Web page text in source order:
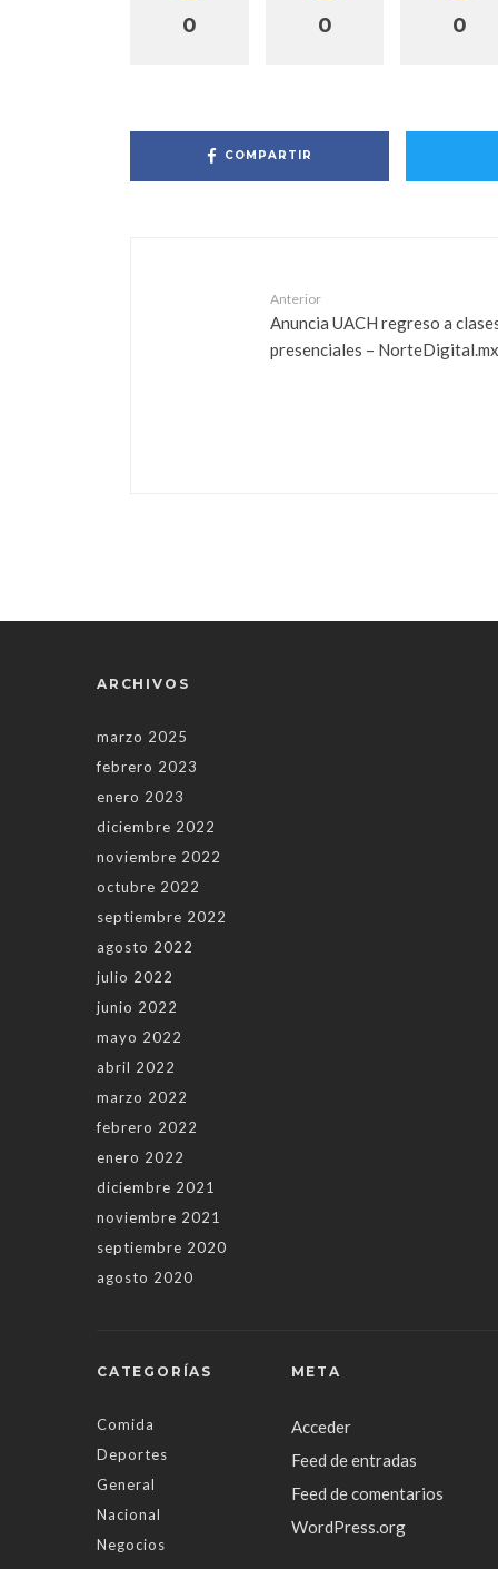
0 0 0
COMPARTIR
Anterior
Anuncia UACH regreso a
presenciales – NorteDigital.mx
ARCHIVOS
marzo 2025
febrero 2023
enero 2023
diciembre 2022
noviembre 2022
octubre 2022
septiembre 2022
agosto 2022
julio 2022
junio 2022
mayo 2022
abril 2022
marzo 2022
febrero 2022
enero 2022
diciembre 2021
noviembre 2021
septiembre 2020
agosto 2020
CATEGORÍAS
Comida
Deportes
General
Nacional
Negocios
META
Acceder
Feed de entradas
Feed de comentarios
WordPress.org